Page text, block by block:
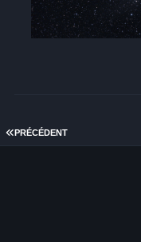
PREMIÈRE PAGE
PRÉCÉDENT